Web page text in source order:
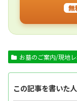
無
お墓のご案内/現地
この記事を書いた人